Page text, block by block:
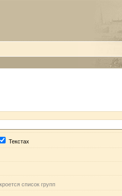
Текстах
список групп